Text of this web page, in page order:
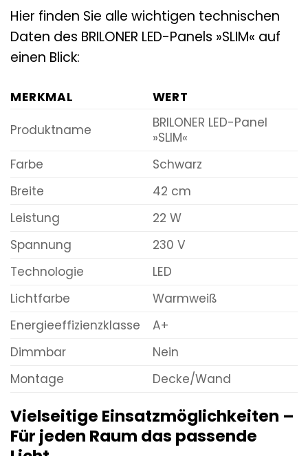
Hier finden Sie alle wichtigen technischen
Daten des BRILONER LED-Panels »SLIM« auf
einen Blick:
MERKMAL
WERT
Produktname
BRILONER LED-Panel
»SLIM«
Farbe
Schwarz
Breite
42 cm
Leistung
22 W
Spannung
230 V
Technologie
LED
Lichtfarbe
Warmweiß
Energieeffizienzklasse
A+
Dimmbar
Nein
Montage
Decke/Wand
Vielseitige Einsatzmöglichkeiten –
Für jeden Raum das passende